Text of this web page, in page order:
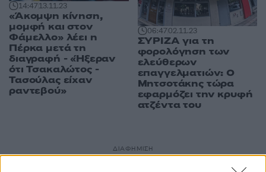
14:4713.11.23
«Άκομψη κίνηση,
μομφή και στον
Φάμελλο» λέει η
Πέρκα μετά τη
διαγραφή - «Ήξεραν
ότι Τσακαλώτος -
Τασούλας είχαν
ραντεβού»
06:4702.11.23
ΣΥΡΙΖΑ για τη
φορολόγηση των
ελεύθερων
επαγγελματιών: Ο
Μητσοτάκης τώρα
εφαρμόζει την κρυφή
ατζέντα του
ΔΙΑΦΗΜΙΣΗ